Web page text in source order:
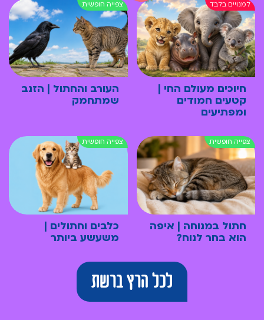
חיוכים מעולם החי |
קטעים חמודים
ומפתיעים
העורב והחתול | הזנב
שמתחמק
חתול במנוחה | איפה
הוא בחר לנוח?
כלבים וחתולים |
משעשע ביותר
לכל הרץ ברשת